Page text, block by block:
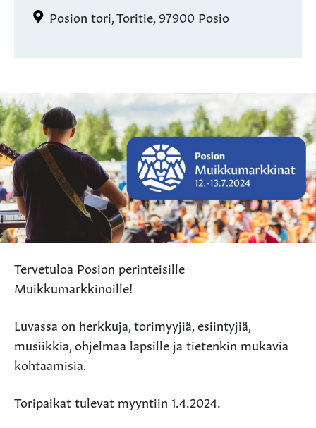
Posion tori, Toritie, 97900 Posio
Tervetuloa Posion perinteisille
Muikkumarkkinoille!
Luvassa on herkkuja, torimyyjiä, esiintyjiä,
musiikkia, ohjelmaa lapsille ja tietenkin mukavia
kohtaamisia.
Toripaikat tulevat myyntiin 1.4.2024.